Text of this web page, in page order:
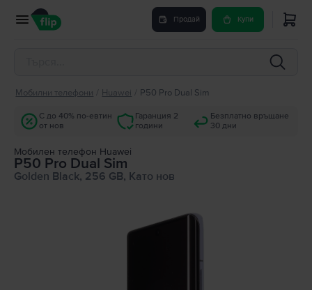
Продай Купи
Мобилни телефони Huawei P50 Pro Dual Sim
С до 40% по-евтин
от нов
Гаранция 2
години
Безплатно връщане
30 дни
Мобилен телефон Huawei
P50 Pro Dual Sim
Golden Black, 256 GB, Като нов